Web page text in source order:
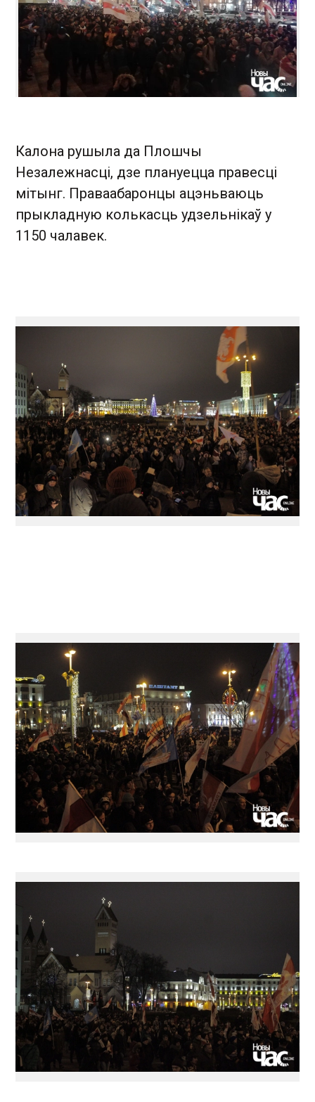
Калона рушыла да Плошчы
Незалежнасці, дзе плануецца правесці
мітынг. Праваабаронцы ацэньваюць
прыкладную колькасць удзельнікаў у
1150 чалавек.